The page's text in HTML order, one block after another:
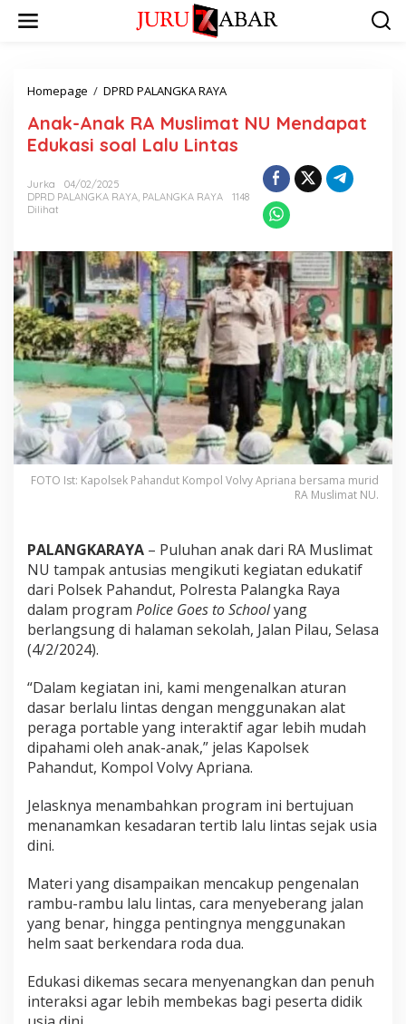
Homepage / DPRD PALANGKA RAYA
Anak-Anak RA Muslimat NU Mendapat
Edukasi soal Lalu Lintas
Jurka
04/02/2025
DPRD PALANGKA RAYA, PALANGKA RAYA
1148
Dilihat
FOTO Ist: Kapolsek Pahandut Kompol Volvy Apriana bersama murid
RA Muslimat NU.
PALANGKARAYA – Puluhan anak dari RA Muslimat
NU tampak antusias mengikuti kegiatan edukatif
dari Polsek Pahandut, Polresta Palangka Raya
dalam program Police Goes to Schoolyang
berlangsung di halaman sekolah, Jalan Pilau, Selasa
(4/2/2024).
“Dalam kegiatan ini, kami mengenalkan aturan
dasar berlalu lintas dengan menggunakan alat
peraga portable yang interaktif agar lebih mudah
dipahami oleh anak-anak,” jelas Kapolsek
Pahandut, Kompol Volvy Apriana.
Jelasknya menambahkan program ini bertujuan
menanamkan kesadaran tertib lalu lintas sejak usia
dini.
Materi yang disampaikan mencakup pengenalan
rambu-rambu lalu lintas, cara menyeberang jalan
yang benar, hingga pentingnya menggunakan
helm saat berkendara roda dua.
Edukasi dikemas secara menyenangkan dan penuh
interaksi agar lebih membekas bagi peserta didik